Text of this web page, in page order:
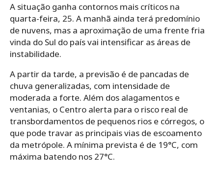
A situação ganha contornos mais críticos na
quarta-feira, 25. A manhã ainda terá predomínio
de nuvens, mas a aproximação de uma frente fria
vinda do Sul do país vai intensificar as áreas de
instabilidade.
A partir da tarde, a previsão é de pancadas de
chuva generalizadas, com intensidade de
moderada a forte. Além dos alagamentos e
ventanias, o Centro alerta para o risco real de
transbordamentos de pequenos rios e córregos, o
que pode travar as principais vias de escoamento
da metrópole. A mínima prevista é de 19°C, com
máxima batendo nos 27°C.